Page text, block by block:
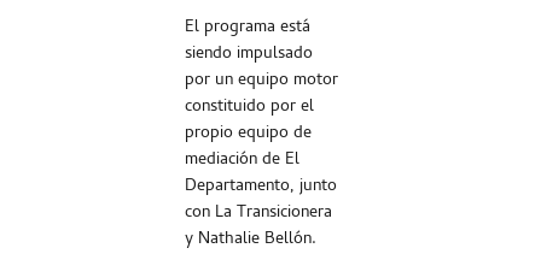
El programa está
siendo impulsado
por un equipo motor
constituido por el
propio equipo de
mediación de El
Departamento, junto
con La Transicionera
y Nathalie Bellón.